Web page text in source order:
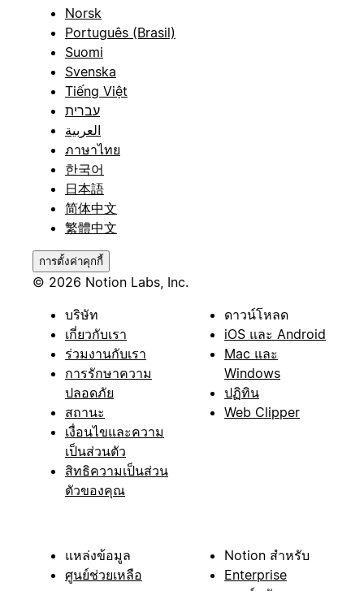
Norsk
Português (Brasil)
Suomi
Svenska
Tiếng Việt
עברית
العربية
ภาษาไทย
한국어
日本語
简体中文
繁體中文
การตั้งค่าคุกกี้
© 2026 Notion Labs, Inc.
บริษัท
เกี่ยวกับเรา
ร่วมงานกับเรา
การรักษาความ
ปลอดภัย
สถานะ
เงื่อนไขและความ
เป็นส่วนตัว
สิทธิความเป็นส่วน
ตัวของคุณ
ดาวน์โหลด
iOS และ Android
Mac และ
Windows
ปฏิทิน
Web Clipper
แหล่งข้อมูล
ศูนย์ช่วยเหลือ
Notion สำหรับ
Enterprise